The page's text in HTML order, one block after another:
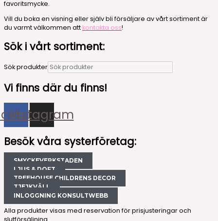
favoritsmycke.
Vill du boka en visning eller själv bli försäljare av vårt sortiment är
du varmt välkommen att kontakta oss!
Sök i vårt sortiment:
Sök produkter
Vi finns där du finns!
Instagram
Besök våra systerföretag:
SMYCKEVERKSTADEN
LJUS & DOFT
TREEHOUSE CHILDRENS DECOR
TJEJKVÄLL
INLOGGNING KONSULTWEBB
Alla produkter visas med reservation för prisjusteringar och
slutförsäljning.